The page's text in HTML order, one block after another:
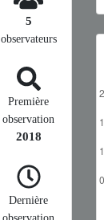
5
observateurs
Première
observation
2018
Dernière
observation